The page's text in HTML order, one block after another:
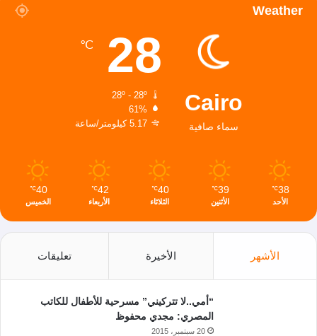
Weather
Cairo
سماء صافية
28
℃
28º - 28º
61%
5.17 كيلومتر/ساعة
38
℃
الأحد
39
℃
الأثنين
40
℃
الثلاثاء
42
℃
الأربعاء
40
℃
الخميس
الأشهر الأخيرة تعليقات
“أمي..لا تتركيني” مسرحية للأطفال للكاتب
المصري: مجدي محفوظ
20 سبتمبر، 2015